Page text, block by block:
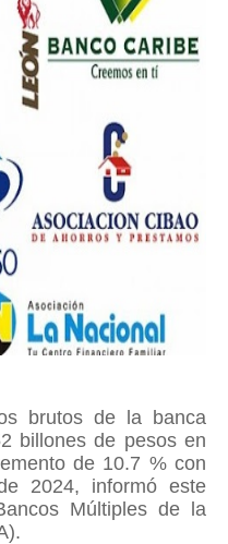
brutos de la banca
billones de pesos en
de 10.7 % con
2024, informó este
Múltiples de la